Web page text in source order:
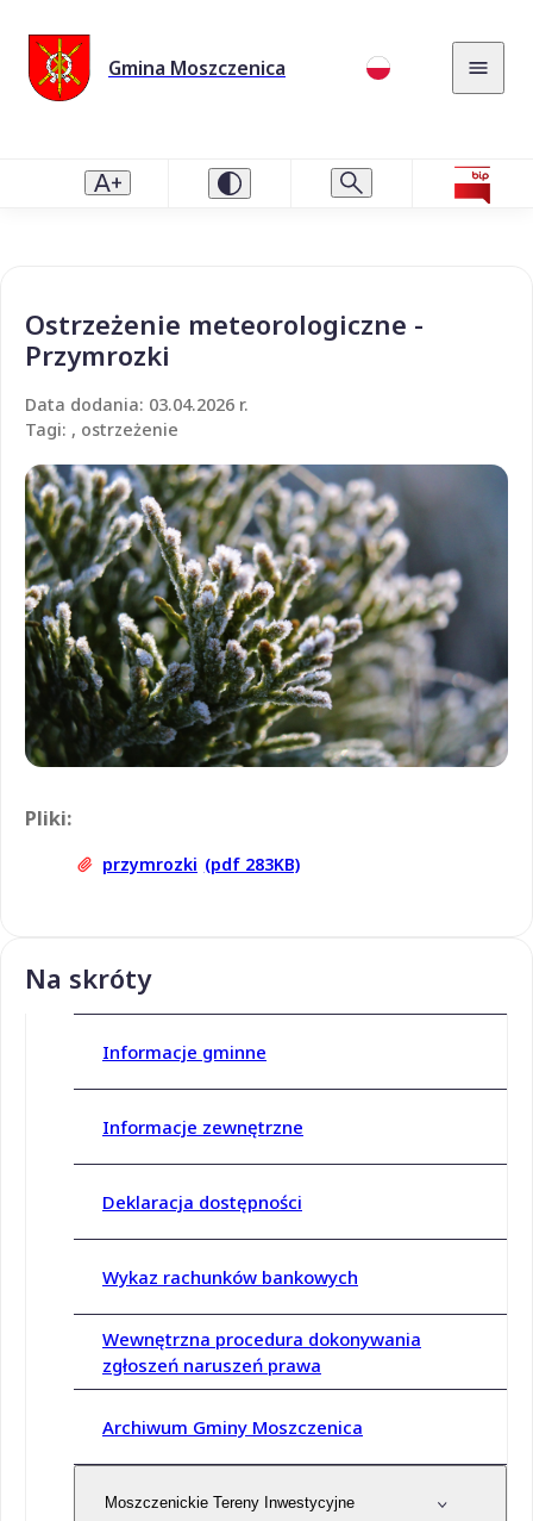
Gmina Moszczenica
Ostrzeżenie meteorologiczne -
Przymrozki
Data dodania: 03.04.2026 r.
Tagi: , ostrzeżenie
Pliki:
przymrozki (pdf 283KB)
Na skróty
Informacje gminne
Informacje zewnętrzne
Deklaracja dostępności
Wykaz rachunków bankowych
Wewnętrzna procedura dokonywania
zgłoszeń naruszeń prawa
Archiwum Gminy Moszczenica
Moszczenickie Tereny Inwestycyjne